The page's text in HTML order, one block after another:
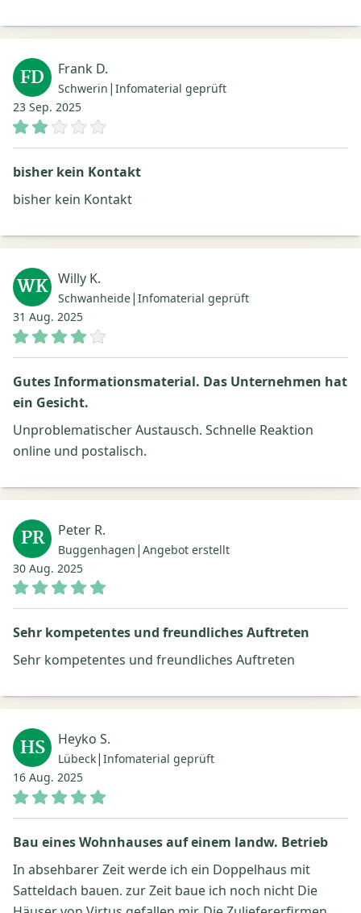
FD Frank D.
Schwerin | Infomaterial geprüft
23 Sep. 2025
bisher kein Kontakt
bisher kein Kontakt
WK Willy K.
Schwanheide| Infomaterial geprüft
31 Aug. 2025
Gutes Informationsmaterial. Das Unternehmen hat
ein Gesicht.
Unproblematischer Austausch. Schnelle Reaktion
online und postalisch.
PR Peter R.
Buggenhagen | Angebot erstellt
30 Aug. 2025
Sehr kompetentes und freundliches Auftreten
Sehr kompetentes und freundliches Auftreten
HS Heyko S.
Lübeck| Infomaterial geprüft
16 Aug. 2025
Bau eines Wohnhauses auf einem landw. Betrieb
In absehbarer Zeit werde ich ein Doppelhaus mit
Satteldach bauen. zur Zeit baue ich noch nicht Die